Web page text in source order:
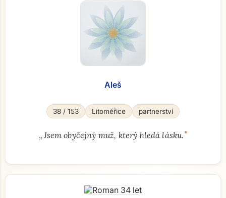
Aleš
38 / 153 Litoměřice partnerství
„Jsem obyčejný muž, který hledá lásku."